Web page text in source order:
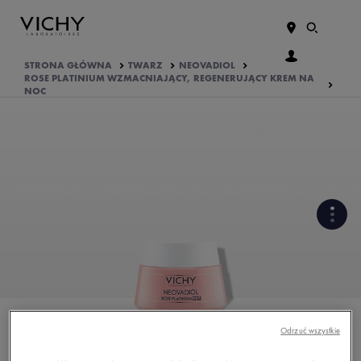
STRONA GŁÓWNA TWARZ
NEOVADIOL
ROSE PLATINIUM WZMACNIAJĄCY, REGENERUJĄCY KREM NA
NOC
SKUTECZNOŚĆ
POTWIERDZONA KLINICZNIE
FORMUŁA BOGATA W
SKŁADNIKI AKTYWNE
Odrzuć wszystkie